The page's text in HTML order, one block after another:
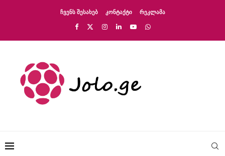
ᲩᲕᲔᲜᲡ ᲨᲔᲡᲐᲮᲔᲑ ᲙᲝᲜᲢᲐᲥᲢᲘ ᲠᲔᲙᲚᲐᲛᲐ